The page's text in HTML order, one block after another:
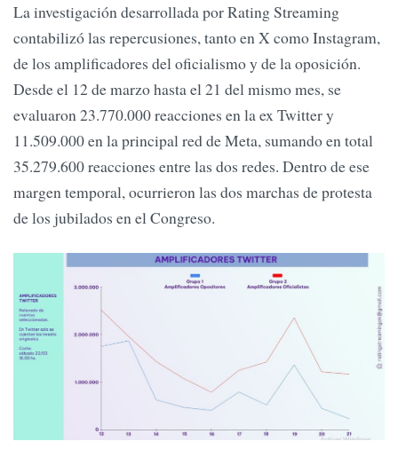
La investigación desarrollada por Rating Streaming
contabilizó las repercusiones, tanto en X como Instagram,
de los amplificadores del oficialismo y de la oposición.
Desde el 12 de marzo hasta el 21 del mismo mes, se
evaluaron 23.770.000 reacciones en la ex Twitter y
11.509.000 en la principal red de Meta, sumando en total
35.279.600 reacciones entre las dos redes. Dentro de ese
margen temporal, ocurrieron las dos marchas de protesta
de los jubilados en el Congreso.